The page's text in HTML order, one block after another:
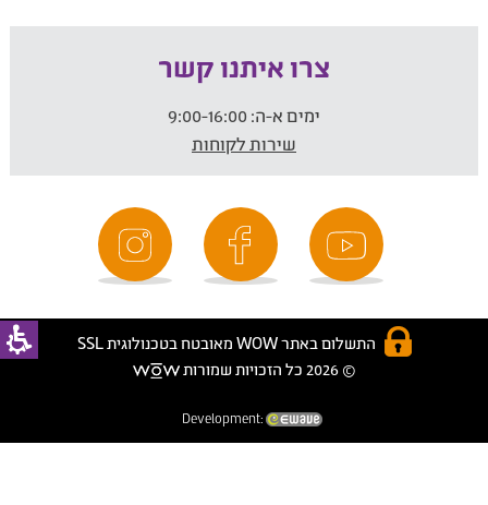
צרו איתנו קשר
ימים א-ה:
שירות לקוחות
התשלום באתר WOW מאובטח בטכנולוגית SSL
© 2026 כל הזכויות שמורות
Development: